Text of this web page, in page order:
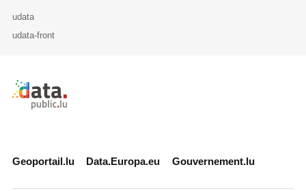
udata
udata-front
Retour à l'accueil de data.public.lu
Geoportail.lu Data.Europa.eu Gouvernement.lu